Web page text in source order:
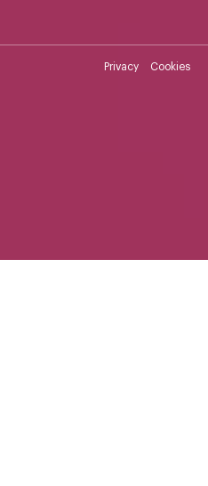
Privacy Cookies